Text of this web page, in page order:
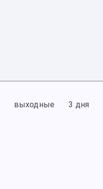
выходные 3 дня